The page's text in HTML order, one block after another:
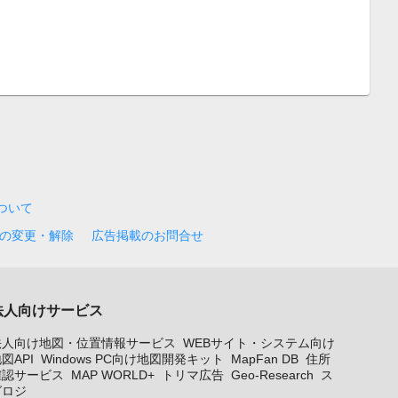
いて
変更・解除
広告掲載のお問合せ
人向けサービス
向け地図・位置情報サービス
WEBサイト・システム向け
API Windows PC向け地図開発キット MapFan DB 住所
サービス
MAP WORLD+ トリマ広告 Geo-Research
ス
ジ